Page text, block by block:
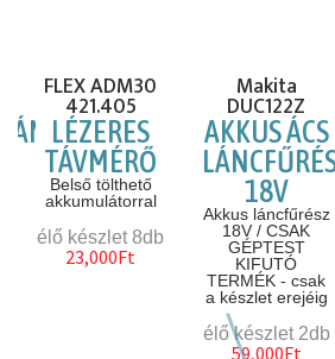
FLEX ADM30
421.405
LÉZERES
TÁVMÉRŐ
Belső tölthető
akkumulátorral
élő készlet 8db
23,000Ft
Makita
DUC122Z
AKKUS ÁCS
18V
Akkus láncfűrész
18V / CSAK
GÉPTEST
KIFUTÓ
TERMÉK - csak
a készlet erejéig
élő készlet 2db
59,000Ft